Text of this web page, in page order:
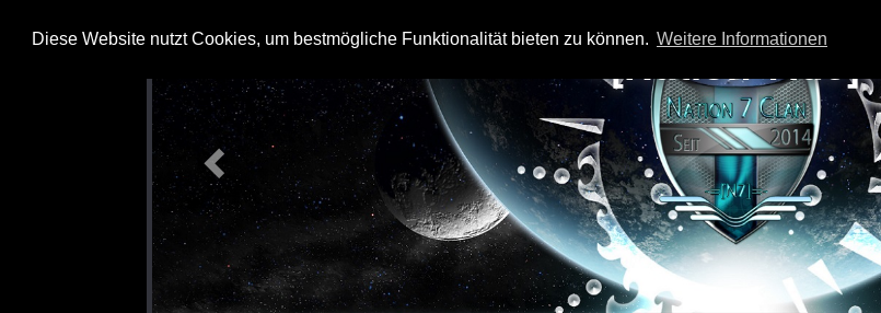
Diese Website nutzt Cookies, um bestmögliche Funktionalität bieten zu können. Weitere Informationen
-=[Nation-7.de]=-